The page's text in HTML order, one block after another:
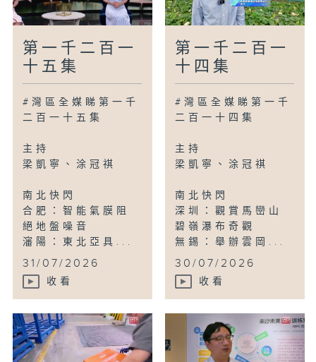
第一千二百一
十五集
#灣區全媒睇第一千
二百一十五集
主持
梁凱寧、涂冠祺
南北快閃
合肥：智能氣膜阻
絕地盤噪音
瀋陽：東北亞具...
31/07/2026
收看
第一千二百一
十四集
#灣區全媒睇第一千
二百一十四集
主持
梁凱寧、涂冠祺
南北快閃
深圳：觀賞馬巒山
碧嶺瀑布奇觀
無錫：舉辦雲岡...
30/07/2026
收看